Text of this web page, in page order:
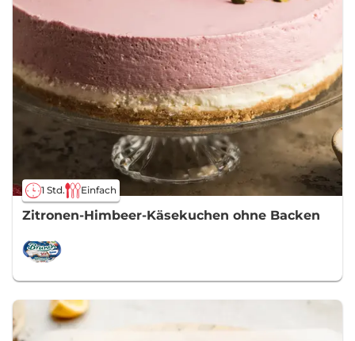
1 Std. Einfach
Zitronen-Himbeer-Käsekuchen ohne Backen